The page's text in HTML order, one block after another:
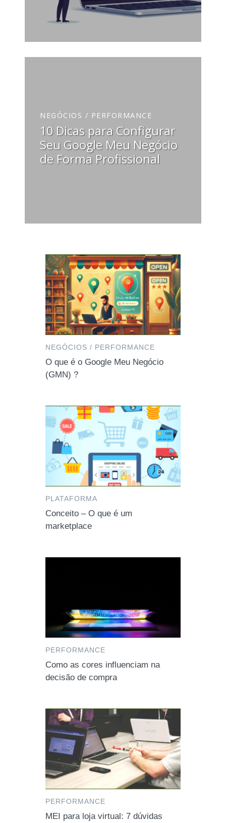
NEGÓCIOS / PERFORMANCE
10 Dicas para Configurar
Seu Google Meu Negócio
de Forma Profissional
NEGÓCIOS / PERFORMANCE
O que é o Google Meu Negócio
(GMN) ?
PLATAFORMA
Conceito – O que é um
marketplace
PERFORMANCE
Como as cores influenciam na
decisão de compra
PERFORMANCE
MEI para loja virtual: 7 dúvidas